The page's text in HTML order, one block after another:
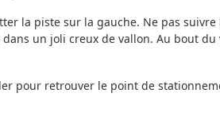
la piste sur la gauche. Ne pas
un joli creux de vallon. Au bout
pour retrouver le point de